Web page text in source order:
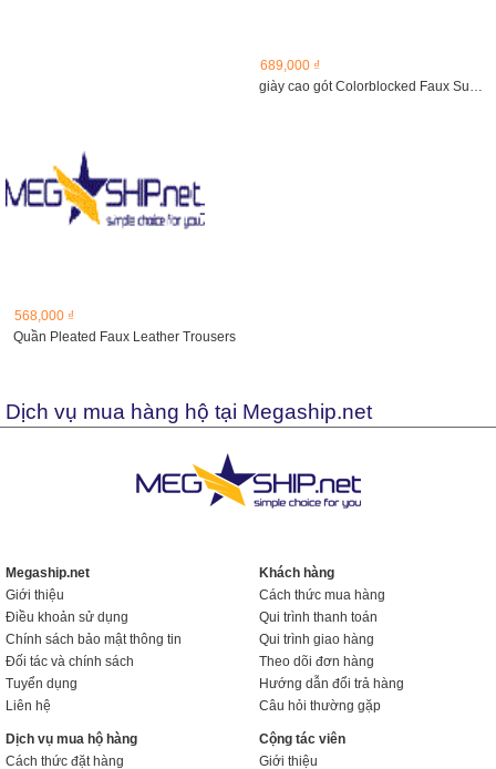
689,000 ₫
568,000 ₫
Quần Pleated Faux Leather Trousers
Dịch vụ mua hàng hộ tại Megaship.net
Megaship.net
Giới thiệu
Điều khoản sử dụng
Chính sách bảo mật thông tin
Đối tác và chính sách
Tuyển dụng
Liên hệ
Khách hàng
Cách thức mua hàng
Qui trình thanh toán
Qui trình giao hàng
Theo dõi đơn hàng
Hướng dẫn đổi trả hàng
Câu hỏi thường gặp
Dịch vụ mua hộ hàng
Cách thức đặt hàng
Cộng tác viên
Giới thiệu